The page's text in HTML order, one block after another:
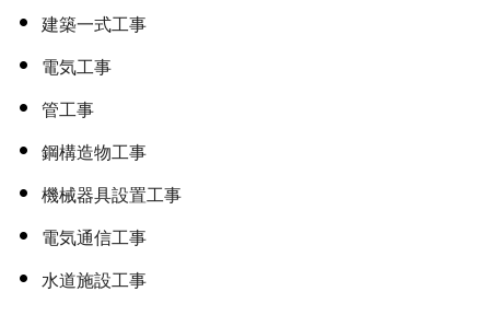
建築一式工事
電気工事
管工事
鋼構造物工事
機械器具設置工事
電気通信工事
水道施設工事